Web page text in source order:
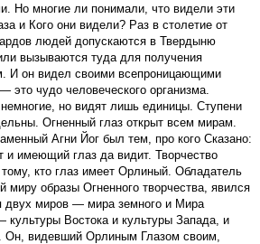
Но многие ли понимали, что видели эти
и Кого они видели? Раз в столетие от
людей допускаются в Твердыню
вызываются туда для получения
И он видел своими всепроницающими
это чудо человеческого организма.
но видят лишь единицы. Ступени
Огненный глаз открыт всем мирам.
Агни Йог был тем, про кого Сказано:
имеющий глаз да видит. Творчество
кто глаз имеет Орлиный. Обладатель
миру образы Огненного творчества, явился
двух миров — мира земного и Мира
Востока и культуры Запада, и
Он, видевший Орлиным Глазом своим,